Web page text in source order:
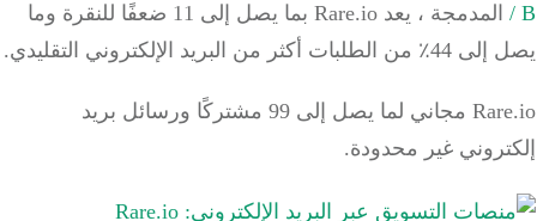
المدمجة ، يعد Rare.io بما يصل إلى 11 ضعفًا للنقرة وما
من البريد الإلكتروني التقليدي.
Rare.io مجاني لما يصل إلى 99 مشتركًا ورسائل بريد
غير محدودة.